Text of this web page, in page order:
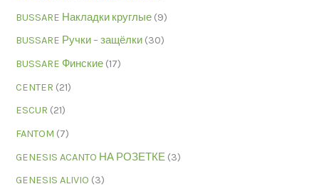
BUSSARE Накладки круглые (9)
BUSSARE Ручки – защёлки (30)
BUSSARE Финские (17)
CENTER (21)
ESCUR (21)
FANTOM (7)
GENESIS ACANTO НА РОЗЕТКЕ (3)
GENESIS ALIVIO (3)